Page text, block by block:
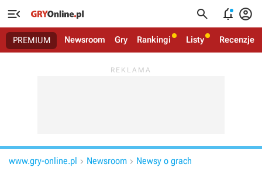
   
PREMIUM Newsroom Gry Rankingi Listy Recenzje
www.gry-online.pl  Newsroom  Newsy o grach